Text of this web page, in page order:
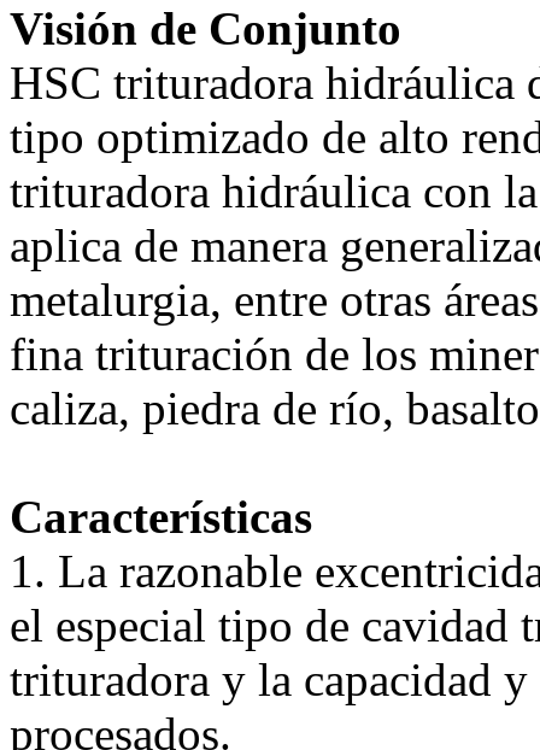
Visión de Conjunto
HSC trituradora hidráulica
tipo optimizado de alto
trituradora hidráulica con
aplica de manera
metalurgia, entre otras
fina trituración de los
caliza, piedra de río,
Características
1. La razonable
el especial tipo de cavidad
trituradora y la capacidad
procesados.